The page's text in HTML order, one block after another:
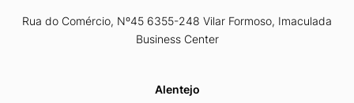
Rua do Comércio, Nº45 6355-248 Vilar Formoso, Imaculada
Business Center
Alentejo